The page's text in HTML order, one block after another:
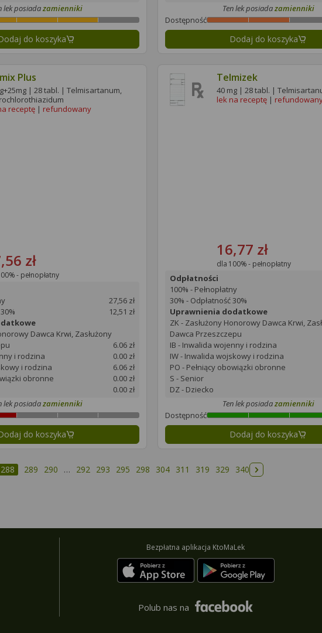
lek posiadazamienniki
do koszyka
Dostępność
Ten lek posiadazamienniki
Dodaj do koszyka
Plus
| 28 tabl. | Telmisartanum,
receptę | refundowany
zł
- pełnopłatny
27,56 zł
12,51 zł
Dawca Krwi, Zasłużony
6.06 zł
i rodzina
0.00 zł
i rodzina
6.06 zł
obronne
0.00 zł
0.00 zł
lek posiadazamienniki
do koszyka
Telmizek
40 mg | 28 tabl. |
lek na receptę |
16,77 zł
dla 100% - pełnopłatny
Dostępność
Odpłatności
100% - Pełnopłatny
30% - Odpłatność 30%
Uprawnienia dodatkowe
ZK - Zasłużony Honorowy Dawca Krwi,
Dawca Przeszczepu
IB - Inwalida wojenny i rodzina
IW - Inwalida wojskowy i rodzina
PO - Pełniący obowiązki obronne
S - Senior
DZ - Dziecko
Ten lek posiadazamienniki
Dodaj do koszyka
288 289 290 … 292 293 295 298 304 311 319 329 340 Następna strona
Bezpłatna aplikacja KtoMaLek
Polub nas na